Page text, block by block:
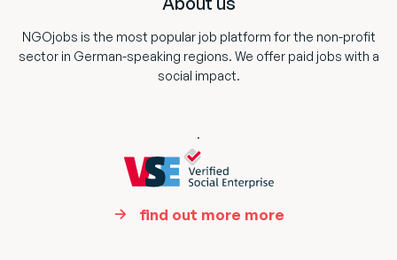
NGOjobs is the most popular job platform for the non-profit
sector in German-speaking regions. We offer paid jobs with a
social impact.
.
find out more more